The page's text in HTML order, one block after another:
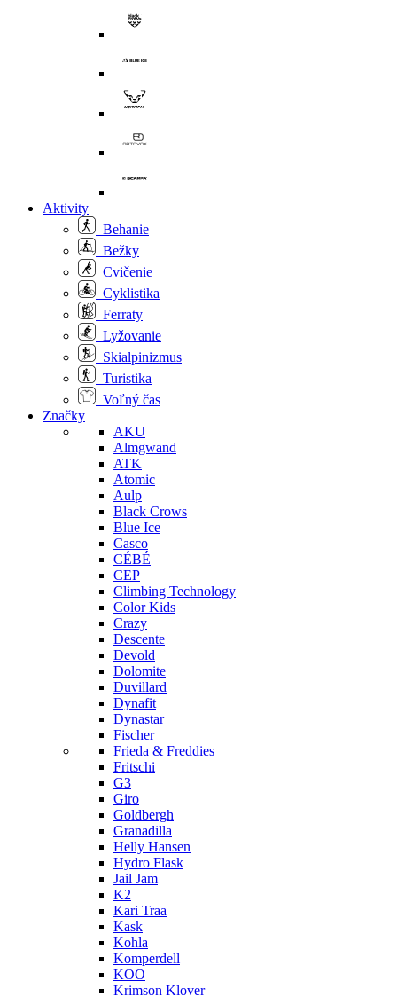
Aktivity
Behanie
Bežky
Cvičenie
Cyklistika
Ferraty
Lyžovanie
Skialpinizmus
Turistika
Voľný čas
Značky
AKU
Almgwand
ATK
Atomic
Aulp
Black Crows
Blue Ice
Casco
CÉBÉ
CEP
Climbing Technology
Color Kids
Crazy
Descente
Devold
Dolomite
Duvillard
Dynafit
Dynastar
Fischer
Frieda & Freddies
Fritschi
G3
Giro
Goldbergh
Granadilla
Helly Hansen
Hydro Flask
Jail Jam
K2
Kari Traa
Kask
Kohla
Komperdell
KOO
Krimson Klover